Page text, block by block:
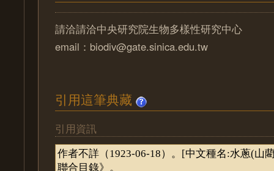
請洽請洽中央研究院生物多樣性研究中心
email：biodiv@gate.sinica.edu.tw
引用這筆典藏
引用資訊